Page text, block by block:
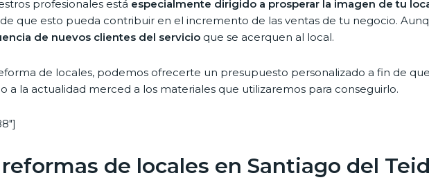
profesionales está especialmente dirigido a prosperar la imagen de tu
que esto pueda contribuir en el incremento de las ventas de tu negocio.
de nuevos clientes del servicio que se acerquen al local.
de locales, podemos ofrecerte un presupuesto personalizado a fin de
a la actualidad merced a los materiales que utilizaremos para conseguirlo.
de locales en Santiago del